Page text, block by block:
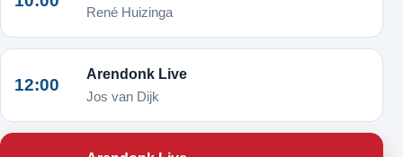
René Huizinga
12:00
Arendonk Live
Jos van Dijk